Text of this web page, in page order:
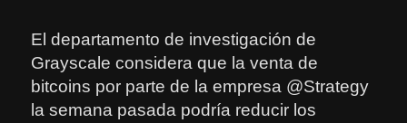
El departamento de investigación de
Grayscale considera que la venta de
bitcoins por parte de la empresa @Strategy
la semana pasada podría reducir los